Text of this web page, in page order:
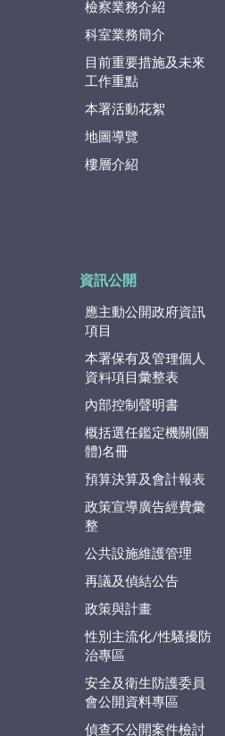
檢察業務介紹
科室業務簡介
目前重要措施及未來
工作重點
本署活動花絮
地圖導覽
樓層介紹
資訊公開
應主動公開政府資訊
項目
本署保有及管理個人
資料項目彙整表
內部控制聲明書
概括選任鑑定機關(團
體)名冊
預算決算及會計報表
政策宣導廣告經費彙
整
公共設施維護管理
再議及偵結公告
政策與計畫
性別主流化/性騷擾防
治專區
安全及衛生防護委員
會公開資料專區
偵查不公開案件檢討